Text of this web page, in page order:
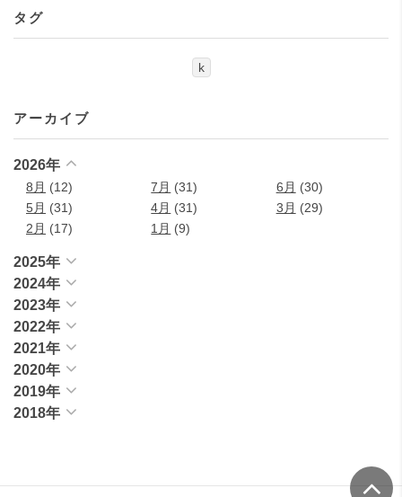
タグ
k
アーカイブ
2026年
8月 (12) 7月 (31) 6月 (30)
5月 (31) 4月 (31) 3月 (29)
2月 (17) 1月 (9)
2025年
2024年
2023年
2022年
2021年
2020年
2019年
2018年